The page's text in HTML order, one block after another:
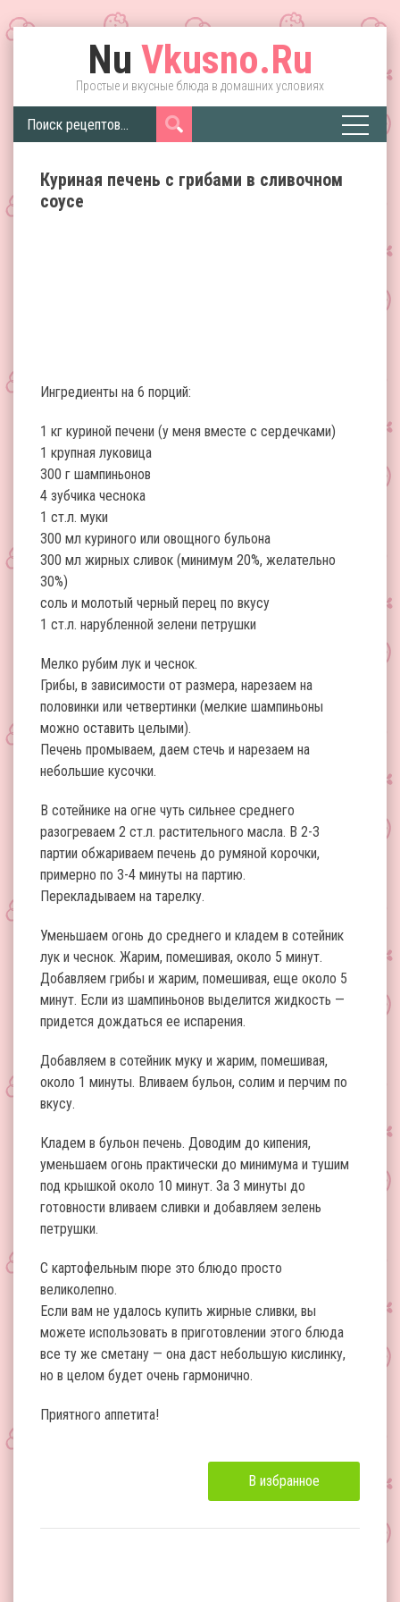
Nu Vkusno.Ru
Простые и вкусные блюда в домашних условиях
Куриная печень с грибами в сливочном
соусе
Ингредиенты на 6 порций:
1 кг куриной печени (у меня вместе с сердечками)
1 крупная луковица
300 г шампиньонов
4 зубчика чеснока
1 ст.л. муки
300 мл куриного или овощного бульона
300 мл жирных сливок (минимум 20%, желательно
30%)
соль и молотый черный перец по вкусу
1 ст.л. нарубленной зелени петрушки
Мелко рубим лук и чеснок.
Грибы, в зависимости от размера, нарезаем на
половинки или четвертинки (мелкие шампиньоны
можно оставить целыми).
Печень промываем, даем стечь и нарезаем на
небольшие кусочки.
В сотейнике на огне чуть сильнее среднего
разогреваем 2 ст.л. растительного масла. В 2-3
партии обжариваем печень до румяной корочки,
примерно по 3-4 минуты на партию.
Перекладываем на тарелку.
Уменьшаем огонь до среднего и кладем в сотейник
лук и чеснок. Жарим, помешивая, около 5 минут.
Добавляем грибы и жарим, помешивая, еще около 5
минут. Если из шампиньонов выделится жидкость —
придется дождаться ее испарения.
Добавляем в сотейник муку и жарим, помешивая,
около 1 минуты. Вливаем бульон, солим и перчим по
вкусу.
Кладем в бульон печень. Доводим до кипения,
уменьшаем огонь практически до минимума и тушим
под крышкой около 10 минут. За 3 минуты до
готовности вливаем сливки и добавляем зелень
петрушки.
С картофельным пюре это блюдо просто
великолепно.
Если вам не удалось купить жирные сливки, вы
можете использовать в приготовлении этого блюда
все ту же сметану — она даст небольшую кислинку,
но в целом будет очень гармонично.
Приятного аппетита!
В избранное